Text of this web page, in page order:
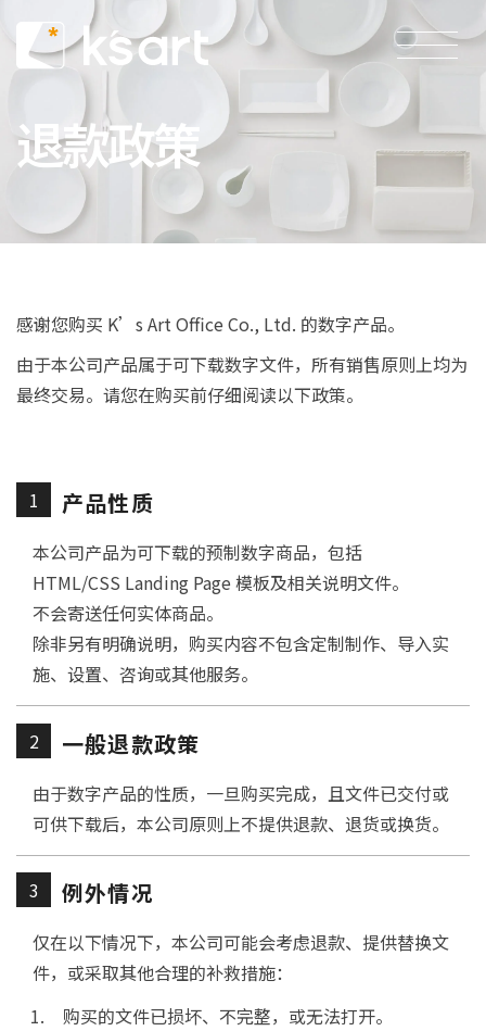
退款政策
感谢您购买 K’s Art Office Co., Ltd. 的数字产品。
由于本公司产品属于可下载数字文件，所有销售原则上均为
最终交易。请您在购买前仔细阅读以下政策。
1 产品性质
本公司产品为可下载的预制数字商品，包括
HTML/CSS Landing Page 模板及相关说明文件。
不会寄送任何实体商品。
除非另有明确说明，购买内容不包含定制制作、导入实
施、设置、咨询或其他服务。
2 一般退款政策
由于数字产品的性质，一旦购买完成，且文件已交付或
可供下载后，本公司原则上不提供退款、退货或换货。
3 例外情况
仅在以下情况下，本公司可能会考虑退款、提供替换文
件，或采取其他合理的补救措施：
购买的文件已损坏、不完整，或无法打开。